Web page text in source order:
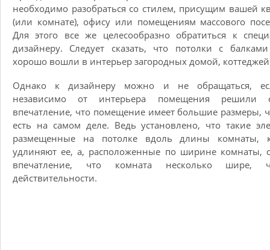
необходимо разобраться со стилем, присущим вашей
(или комнате), офису или помещениям массового
Для этого все же целесообразно обратиться к
дизайнеру. Следует сказать, что потолки с
хорошо вошли в интерьер загородных домой,
Однако к дизайнеру можно и не обращаться,
независимо от интерьера помещения решили
впечатление, что помещение имеет большие размеры,
есть на самом деле. Ведь установлено, что такие
размещенные на потолке вдоль длины комнаты,
удлиняют ее, а, расположенные по ширине комнаты,
впечатление, что комната несколько
действительности.